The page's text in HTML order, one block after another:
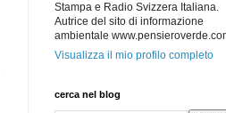
Stampa e Radio Svizzera Italiana.
Autrice del sito di informazione
ambientale
Visualizza il mio profilo completo
cerca nel blog